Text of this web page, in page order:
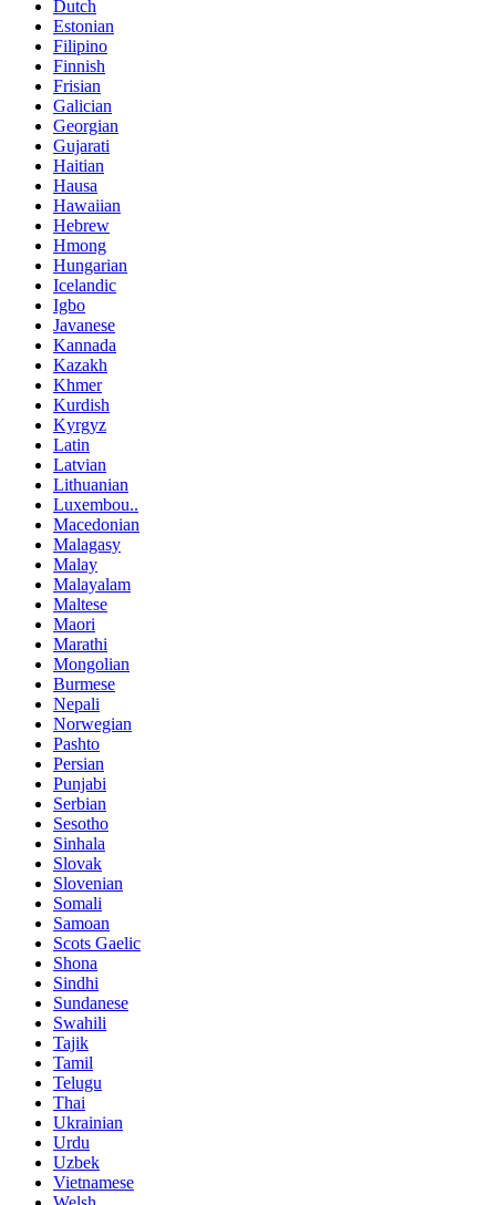
Dutch
Estonian
Filipino
Finnish
Frisian
Galician
Georgian
Gujarati
Haitian
Hausa
Hawaiian
Hebrew
Hmong
Hungarian
Icelandic
Igbo
Javanese
Kannada
Kazakh
Khmer
Kurdish
Kyrgyz
Latin
Latvian
Lithuanian
Luxembou..
Macedonian
Malagasy
Malay
Malayalam
Maltese
Maori
Marathi
Mongolian
Burmese
Nepali
Norwegian
Pashto
Persian
Punjabi
Serbian
Sesotho
Sinhala
Slovak
Slovenian
Somali
Samoan
Scots Gaelic
Shona
Sindhi
Sundanese
Swahili
Tajik
Tamil
Telugu
Thai
Ukrainian
Urdu
Uzbek
Vietnamese